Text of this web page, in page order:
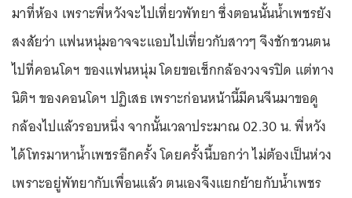
มาที่ห้อง เพราะพี่หวังจะไปเที่ยวพัทยา ซึ่งตอนนั้นน้ำเพชรยัง
สงสัยว่า แฟนหนุ่มอาจจะแอบไปเที่ยวกับสาวๆ จึงชักชวนตน
ไปที่คอนโดฯ ของแฟนหนุ่ม โดยขอเช็กกล้องวงจรปิด แต่ทาง
นิติฯ ของคอนโดฯ ปฏิเสธ เพราะก่อนหน้านี้มีคนจีนมาขอดู
กล้องไปแล้วรอบหนึ่ง จากนั้นเวลาประมาณ 02.30 น. พี่หวัง
ได้โทรมาหาน้ำเพชรอีกครั้ง โดยครั้งนี้บอกว่า ไม่ต้องเป็นห่วง
เพราะอยู่พัทยากับเพื่อนแล้ว ตนเองจึงแยกย้ายกับน้ำเพชร